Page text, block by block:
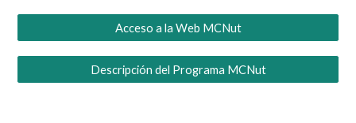
Acceso a la Web MCNut
Descripción del Programa MCNut